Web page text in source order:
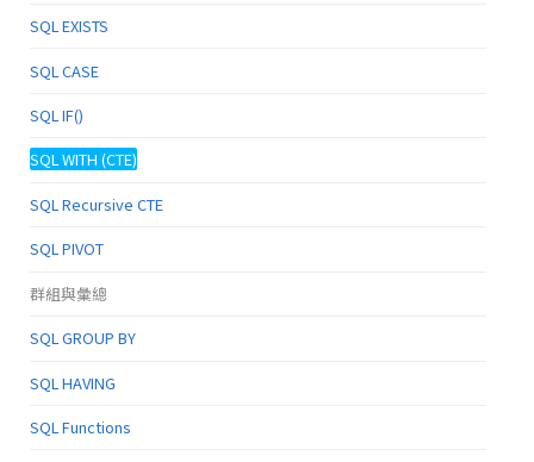
SQL EXISTS
SQL CASE
SQL IF()
SQL WITH (CTE)
SQL Recursive CTE
SQL PIVOT
群組與彙總
SQL GROUP BY
SQL HAVING
SQL Functions